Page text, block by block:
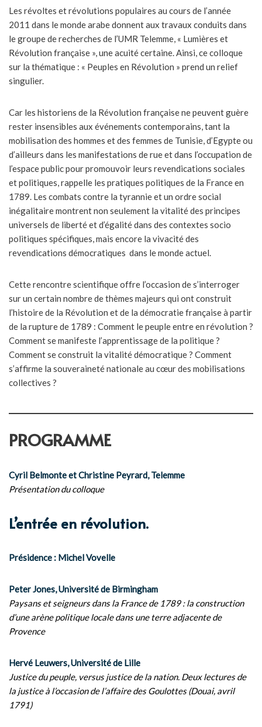
Les révoltes et révolutions populaires au cours de l’année
2011 dans le monde arabe donnent aux travaux conduits dans
le groupe de recherches de l’UMR Telemme, « Lumières et
Révolution française », une acuité certaine. Ainsi, ce colloque
sur la thématique : « Peuples en Révolution » prend un relief
singulier.
Car les historiens de la Révolution française ne peuvent guère
rester insensibles aux événements contemporains, tant la
mobilisation des hommes et des femmes de Tunisie, d’Egypte ou
d’ailleurs dans les manifestations de rue et dans l’occupation de
l’espace public pour promouvoir leurs revendications sociales
et politiques, rappelle les pratiques politiques de la France en
1789. Les combats contre la tyrannie et un ordre social
inégalitaire montrent non seulement la vitalité des principes
universels de liberté et d’égalité dans des contextes socio
politiques spécifiques, mais encore la vivacité des
revendications démocratiques dans le monde actuel.
Cette rencontre scientifique offre l’occasion de s’interroger
sur un certain nombre de thèmes majeurs qui ont construit
l’histoire de la Révolution et de la démocratie française à partir
de la rupture de 1789 : Comment le peuple entre en révolution ?
Comment se manifeste l’apprentissage de la politique ?
Comment se construit la vitalité démocratique ? Comment
s’affirme la souveraineté nationale au cœur des mobilisations
collectives ?
PROGRAMME
Cyril Belmonte et Christine Peyrard, Telemme
Présentation du colloque
L’entrée en révolution.
Présidence : Michel Vovelle
Peter Jones, Université de Birmingham
Paysans et seigneurs dans la France de 1789 : la construction
d’une arène politique locale dans une terre adjacente de
Provence
Hervé Leuwers, Université de Lille
Justice du peuple, versus justice de la nation. Deux lectures de
la justice à l’occasion de l’affaire des Goulottes (Douai, avril
1791)